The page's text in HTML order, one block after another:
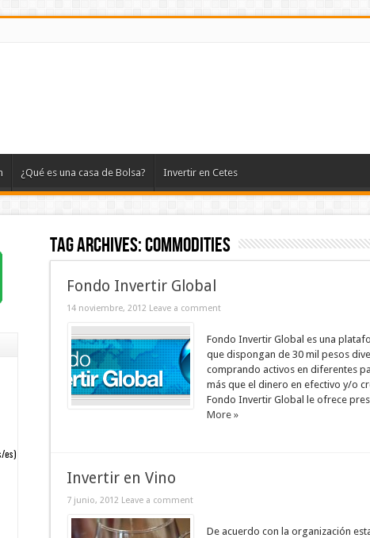
¿Qué es una casa de Bolsa? Invertir en Cetes
Tag Archives:commodities
Fondo Invertir Global
14 noviembre, 2012 Leave a comment
Fondo Invertir Global es una
que dispongan de 30 mil pesos
comprando activos en diferentes
más que el dinero en efectivo y/o
Fondo Invertir Global le ofrece
More »
Invertir en Vino
7 junio, 2012 Leave a comment
De acuerdo con la organización